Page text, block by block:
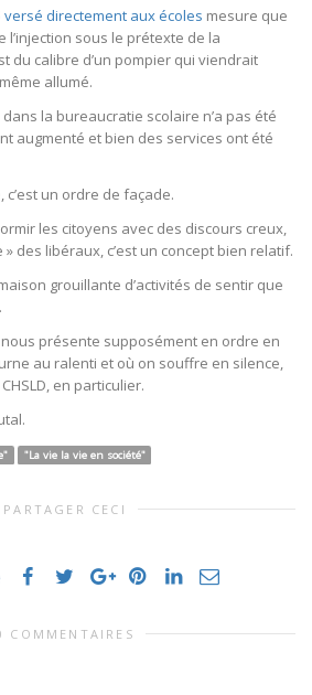
versé directement aux écoles mesure que
l’injection sous le prétexte de la
du calibre d’un pompier qui viendrait
allumé.
la bureaucratie scolaire n’a pas été
augmenté et bien des services ont été
un ordre de façade.
les citoyens avec des discours creux,
des libéraux, c’est un concept bien relatif.
grouillante d’activités de sentir que
nous présente supposément en ordre en
au ralenti et où on souffre en silence,
en particulier.
"La vie la vie en société"
PARTAGER CECI
COMMENTAIRES